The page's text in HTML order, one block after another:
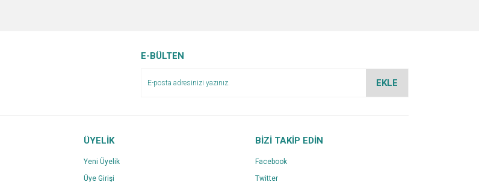
E-BÜLTEN
EKLE
ÜYELİK
Yeni Üyelik
Üye Girişi
BİZİ TAKİP EDİN
Facebook
Twitter